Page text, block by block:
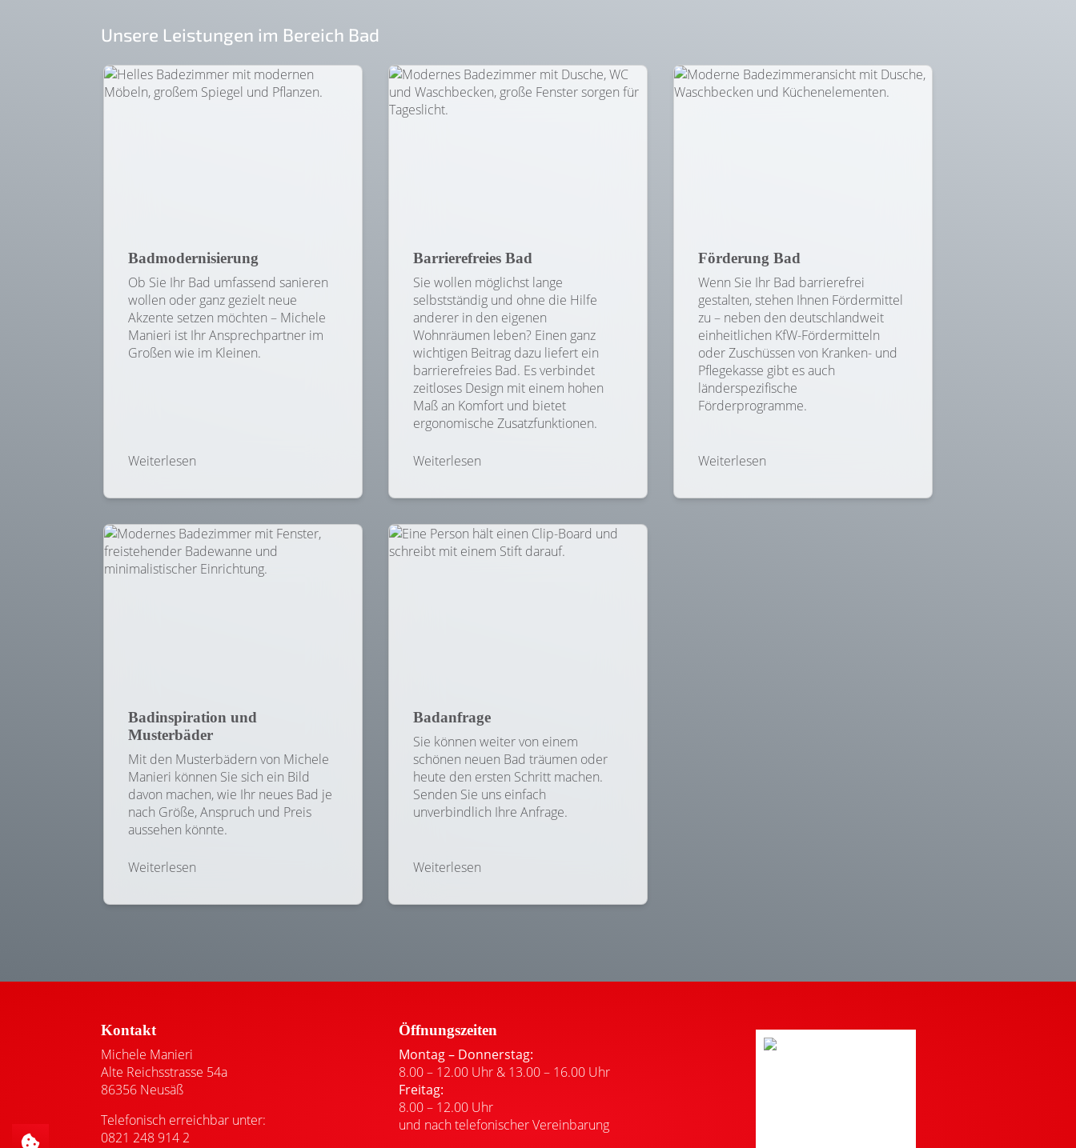
Unsere Leistungen im Bereich Bad
Badmodernisierung
Ob Sie Ihr Bad umfassend sanieren
wollen oder ganz gezielt neue
Akzente setzen möchten – Michele
Manieri ist Ihr Ansprechpartner im
Großen wie im Kleinen.
Weiterlesen
Barrierefreies Bad
Sie wollen möglichst lange
selbstständig und ohne die Hilfe
anderer in den eigenen
Wohnräumen leben? Einen ganz
wichtigen Beitrag dazu liefert ein
barrierefreies Bad. Es verbindet
zeitloses Design mit einem hohen
Maß an Komfort und bietet
ergonomische Zusatzfunktionen.
Weiterlesen
Förderung Bad
Wenn Sie Ihr Bad barrierefrei
gestalten, stehen Ihnen Fördermittel
zu – neben den deutschlandweit
einheitlichen KfW-Fördermitteln
oder Zuschüssen von Kranken- und
Pflegekasse gibt es auch
länderspezifische
Förderprogramme.
Weiterlesen
Badinspiration und
Musterbäder
Mit den Musterbädern von Michele
Manieri können Sie sich ein Bild
davon machen, wie Ihr neues Bad je
nach Größe, Anspruch und Preis
aussehen könnte.
Weiterlesen
Badanfrage
Sie können weiter von einem
schönen neuen Bad träumen oder
heute den ersten Schritt machen.
Senden Sie uns einfach
unverbindlich Ihre Anfrage.
Weiterlesen
Footer - Kontaktdaten und Öffnungszeiten
Kontakt
Michele Manieri
Alte Reichsstrasse 54a
86356 Neusäß
Telefonisch erreichbar unter:
0821 248 914 2
Öffnungszeiten
Montag – Donnerstag:
8.00 – 12.00 Uhr & 13.00 – 16.00 Uhr
Freitag:
8.00 – 12.00 Uhr
und nach telefonischer Vereinbarung